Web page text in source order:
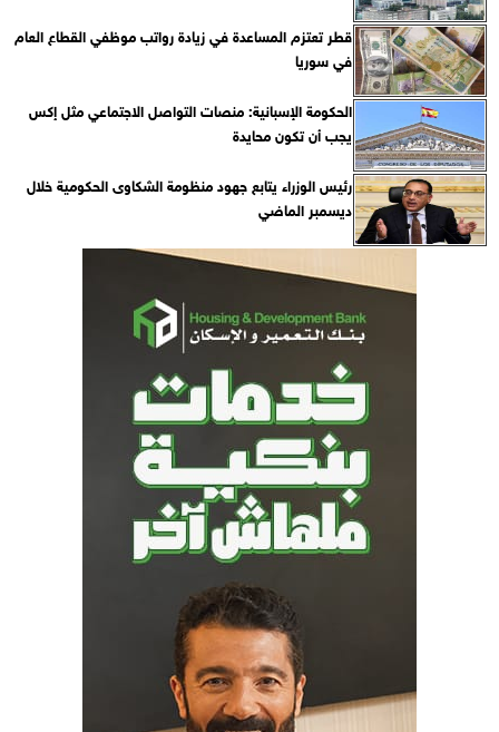
قطر تعتزم المساعدة في زيادة رواتب موظفي القطاع العام
في سوريا
الحكومة الإسبانية: منصات التواصل الاجتماعي مثل إكس
يجب أن تكون محايدة
رئيس الوزراء يتابع جهود منظومة الشكاوى الحكومية خلال
ديسمبر الماضي